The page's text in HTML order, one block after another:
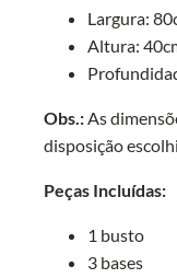
Largura:
Altura:
Obs.:As
disposição
Peças Incluídas:
1 busto
3 bases